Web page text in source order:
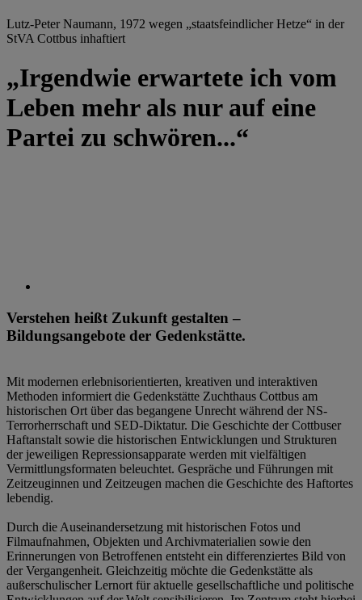
Lutz-Peter Naumann, 1972 wegen „staatsfeindlicher Hetze“ in der
StVA Cottbus inhaftiert
„Irgendwie erwartete ich vom
Leben mehr als nur auf eine
Partei zu schwören...“
Verstehen heißt Zukunft gestalten –
Bildungsangebote der Gedenkstätte.
Mit modernen erlebnisorientierten, kreativen und interaktiven
Methoden informiert die Gedenkstätte Zuchthaus Cottbus am
historischen Ort über das begangene Unrecht während der NS-
Terrorherrschaft und SED-Diktatur. Die Geschichte der Cottbuser
Haftanstalt sowie die historischen Entwicklungen und Strukturen
der jeweiligen Repressionsapparate werden mit vielfältigen
Vermittlungsformaten beleuchtet. Gespräche und Führungen mit
Zeitzeuginnen und Zeitzeugen machen die Geschichte des Haftortes
lebendig.
Durch die Auseinandersetzung mit historischen Fotos und
Filmaufnahmen, Objekten und Archivmaterialien sowie den
Erinnerungen von Betroffenen entsteht ein differenziertes Bild von
der Vergangenheit. Gleichzeitig möchte die Gedenkstätte als
außerschulischer Lernort für aktuelle gesellschaftliche und politische